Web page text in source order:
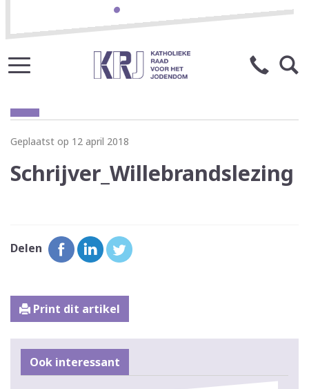
Geplaatst op 12 april 2018
Schrijver_Willebrandslezing
Delen
Print dit artikel
Ook interessant